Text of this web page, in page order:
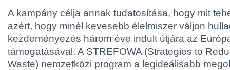
A kampány célja annak tudatosítása, hogy mit
azért, hogy minél kevesebb élelmiszer váljon
kezdeményezés három éve indult útjára az
támogatásával. A STREFOWA (Strategies to
Waste) nemzetközi program a legideálisabb